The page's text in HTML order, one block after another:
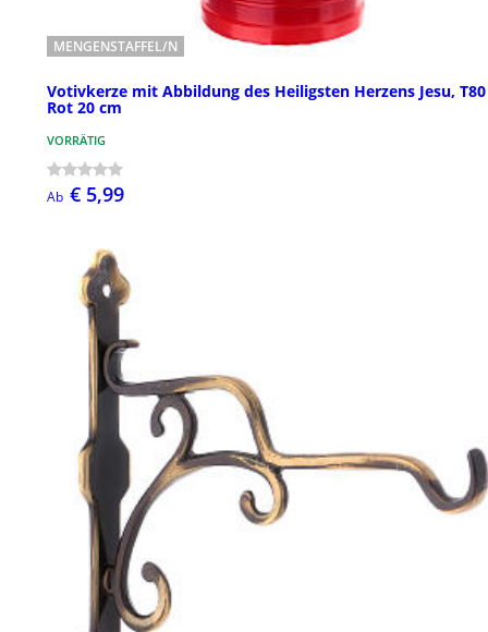
MENGENSTAFFEL/N
Votivkerze mit Abbildung des Heiligsten Herzens Jesu, T80
Rot 20 cm
VORRÄTIG
Ab € 5,99